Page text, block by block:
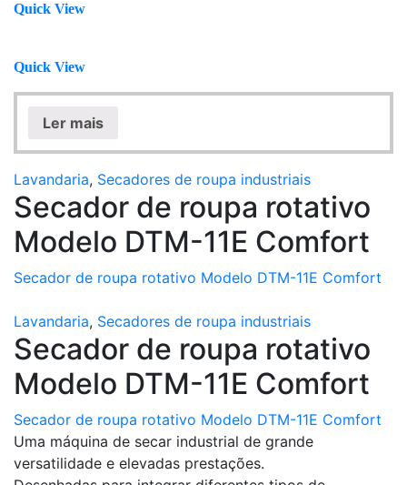
Quick View
Quick View
Ler mais
Lavandaria, Secadores de roupa industriais
Secador de roupa rotativo
Modelo DTM-11E Comfort
Secador de roupa rotativo Modelo DTM-11E Comfort
Lavandaria, Secadores de roupa industriais
Secador de roupa rotativo
Modelo DTM-11E Comfort
Secador de roupa rotativo Modelo DTM-11E Comfort
Uma máquina de secar industrial de grande
versatilidade e elevadas prestações.